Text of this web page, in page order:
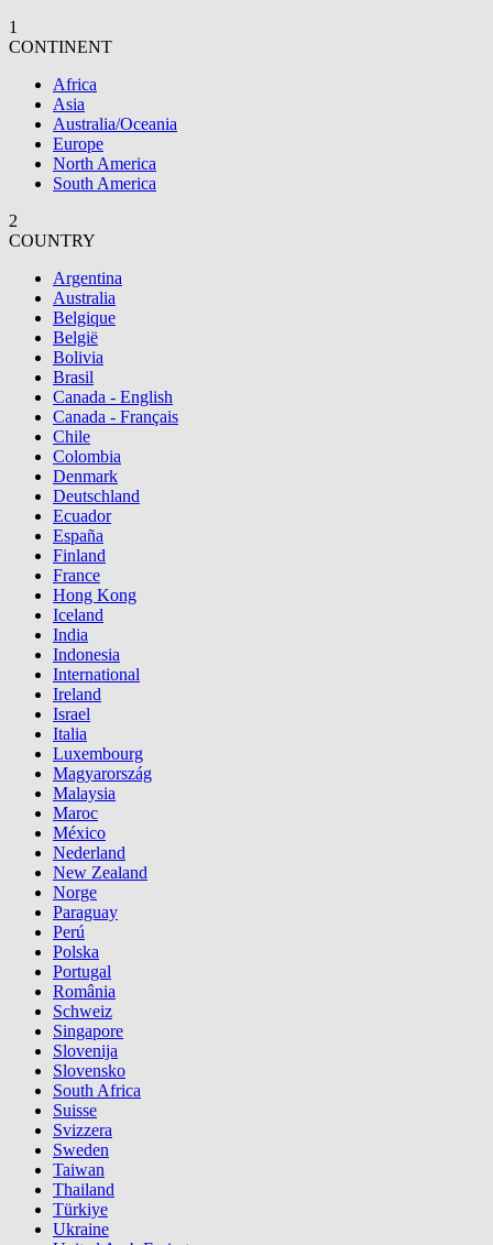
1
CONTINENT
Africa
Asia
Australia/Oceania
Europe
North America
South America
2
COUNTRY
Argentina
Australia
Belgique
België
Bolivia
Brasil
Canada - English
Canada - Français
Chile
Colombia
Denmark
Deutschland
Ecuador
España
Finland
France
Hong Kong
Iceland
India
Indonesia
International
Ireland
Israel
Italia
Luxembourg
Magyarország
Malaysia
Maroc
México
Nederland
New Zealand
Norge
Paraguay
Perú
Polska
Portugal
România
Schweiz
Singapore
Slovenija
Slovensko
South Africa
Suisse
Svizzera
Sweden
Taiwan
Thailand
Türkiye
Ukraine